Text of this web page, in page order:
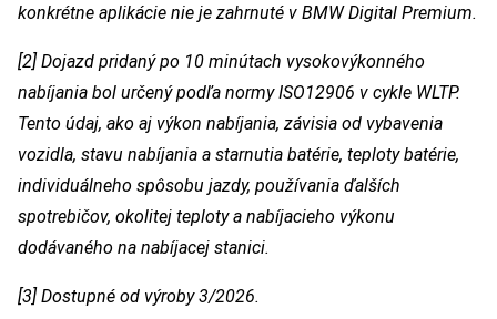
konkrétne aplikácie nie je zahrnuté v BMW Digital Premium.
[2] Dojazd pridaný po 10 minútach vysokovýkonného
nabíjania bol určený podľa normy ISO12906 v cykle WLTP.
Tento údaj, ako aj výkon nabíjania, závisia od vybavenia
vozidla, stavu nabíjania a starnutia batérie, teploty batérie,
individuálneho spôsobu jazdy, používania ďalších
spotrebičov, okolitej teploty a nabíjacieho výkonu
dodávaného na nabíjacej stanici.
[3] Dostupné od výroby 3/2026.